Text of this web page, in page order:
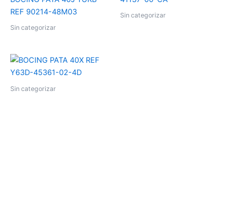
Sin categorizar
Sin categorizar
Sin categorizar